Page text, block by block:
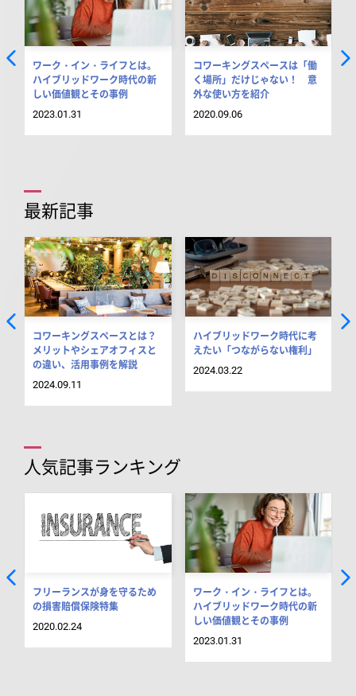
ワーク・イン・ライフとは。
ハイブリッドワーク時代の新
しい価値観とその事例
2023.01.31
コワーキングスペースは「働
く場所」だけじゃない！ 意
外な使い方を紹介
2020.09.06
最新記事
コワーキングスペースとは？
メリットやシェアオフィスと
の違い、活用事例を解説
2024.09.11
ハイブリッドワーク時代に考
えたい「つながらない権利」
2024.03.22
人気記事ランキング
フリーランスが身を守るため
の損害賠償保険特集
2020.02.24
ワーク・イン・ライフとは。
ハイブリッドワーク時代の新
しい価値観とその事例
2023.01.31